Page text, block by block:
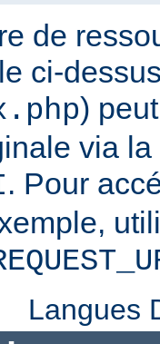
de
ci-
)
via
. Pour
Langues